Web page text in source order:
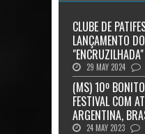
CLUBE DE
LANÇAMENTO
"ENCRUZILHADA"
29 MAY 2024
(MS) 10º
FESTIVAL COM
ARGENTINA,
24 MAY 2023